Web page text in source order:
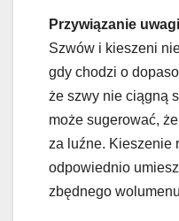
Przywiązanie
Szwów i kieszeni
gdy chodzi o
że szwy nie ciągną
może sugerować,
za luźne. Kieszenie
odpowiednio
zbędnego